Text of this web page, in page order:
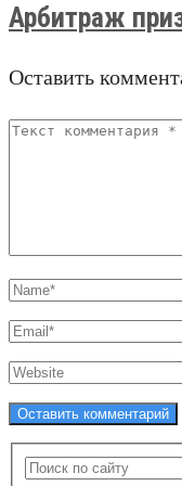
Арбитраж
Оставить